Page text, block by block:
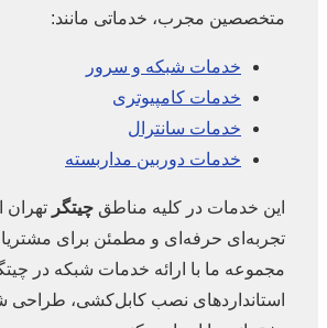
متخصصین مجرب، خدماتی مانند:
خدمات شبکه و سرور
خدمات کامپیوتری
خدمات سانترال
خدمات دوربین مداربسته
این خدمات در کلیه مناطقچیتگرتهران
تجربه‌ای حرفه‌ای و مطمئن برای مشتریان
مجموعه ما با ارائه خدمات شبکه در چیتگر،
استانداردهای نصب کابل‌کشی، طراحی